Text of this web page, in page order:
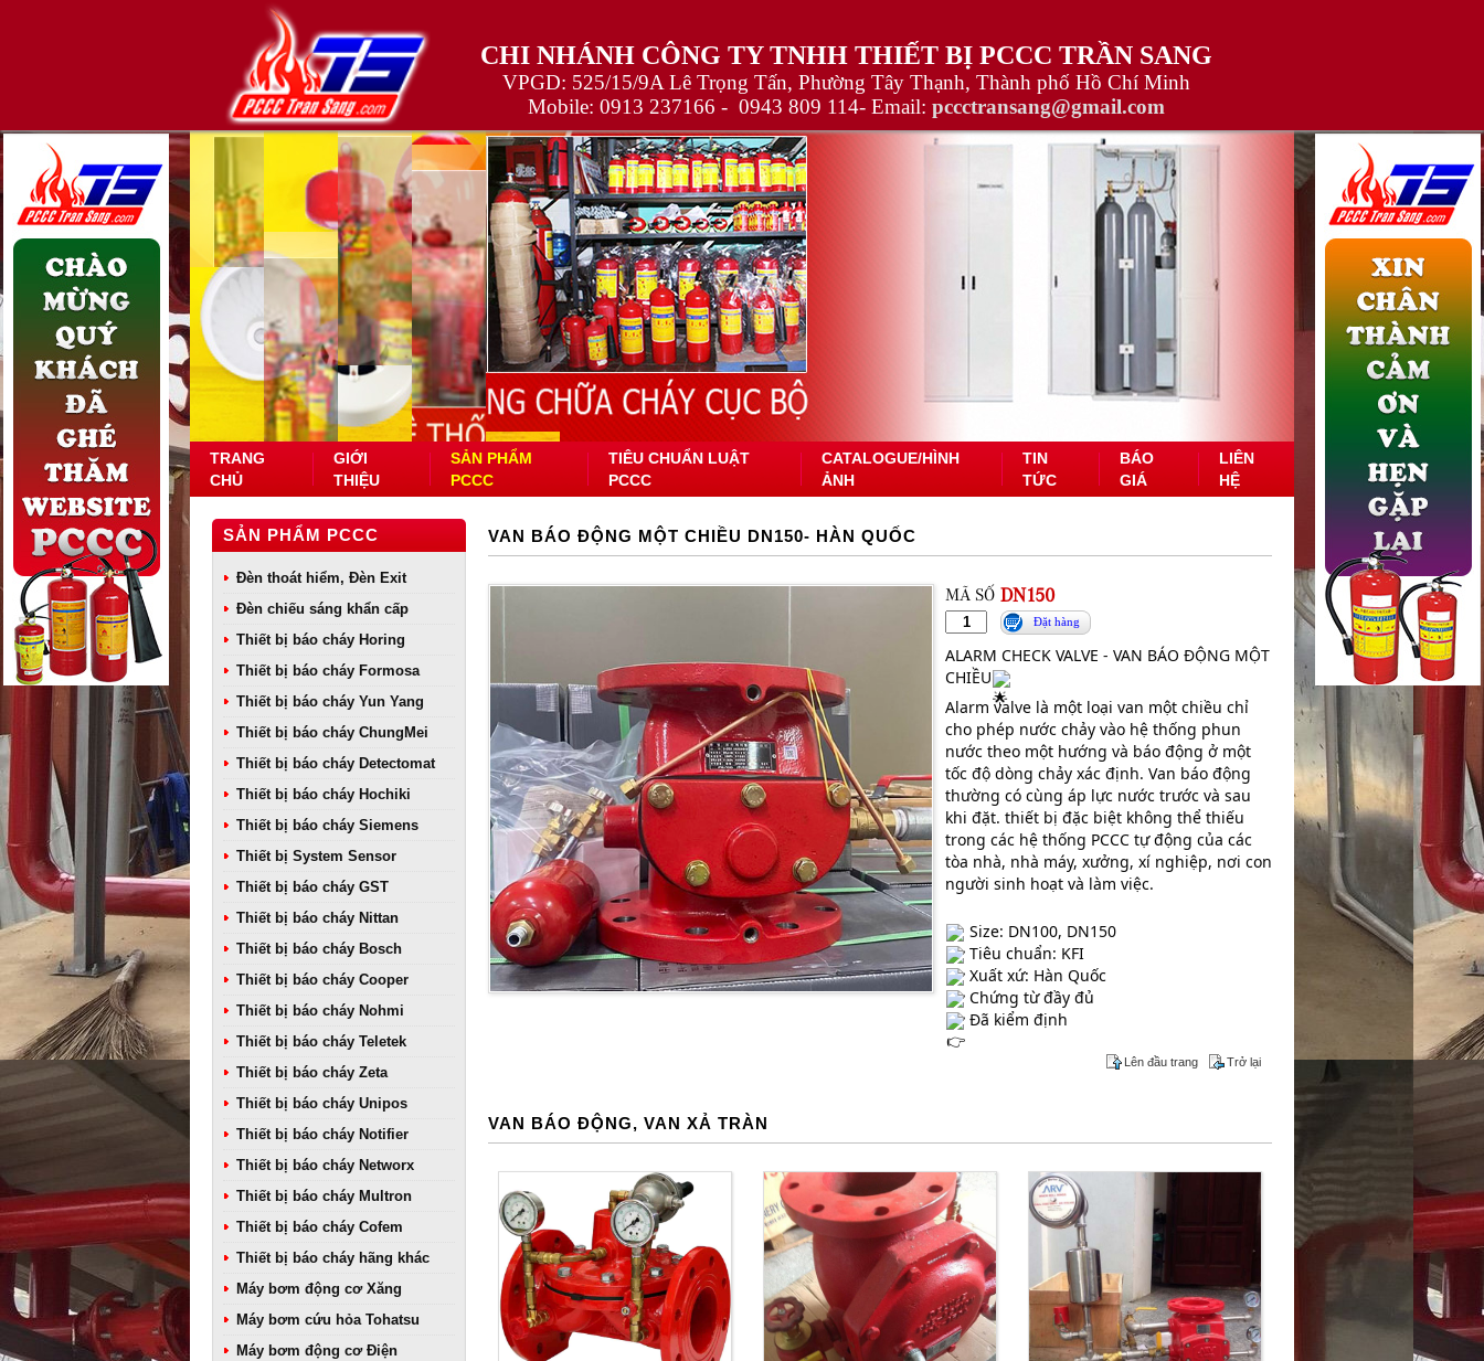
CHI NHÁNH CÔNG TY TNHH THIẾT BỊ PCCC TRẦN SANG
VPGD: 525/15/9A Lê Trọng Tấn, Phường Tây Thạnh, Thành phố Hồ Chí Minh
Mobile: 0913 237166 - 0943 809 114- Email: pccctransang@gmail.com
TRANG
CHỦ
GIỚI
THIỆU
SẢN PHẨM
PCCC
TIÊU CHUẨN LUẬT
PCCC
CATALOGUE/HÌNH
ẢNH
TIN
TỨC
BÁO
GIÁ
LIÊN
HỆ
SẢN PHẨM PCCC
Đèn thoát hiểm, Đèn Exit
Đèn chiếu sáng khẩn cấp
Thiết bị báo cháy Horing
Thiết bị báo cháy Formosa
Thiết bị báo cháy Yun Yang
Thiết bị báo cháy ChungMei
Thiết bị báo cháy Detectomat
Thiết bị báo cháy Hochiki
Thiết bị báo cháy Siemens
Thiết bị System Sensor
Thiết bị báo cháy GST
Thiết bị báo cháy Nittan
Thiết bị báo cháy Bosch
Thiết bị báo cháy Cooper
Thiết bị báo cháy Nohmi
Thiết bị báo cháy Teletek
Thiết bị báo cháy Zeta
Thiết bị báo cháy Unipos
Thiết bị báo cháy Notifier
Thiết bị báo cháy Networx
Thiết bị báo cháy Multron
Thiết bị báo cháy Cofem
Thiết bị báo cháy hãng khác
Máy bơm động cơ Xăng
Máy bơm cứu hỏa Tohatsu
Máy bơm động cơ Điện
VAN BÁO ĐỘNG MỘT CHIỀU DN150- HÀN QUỐC
MÃ SỐ DN150
Đặt hàng
ALARM CHECK VALVE - VAN BÁO ĐỘNG MỘT
CHIỀU
Alarm valve là một loại van một chiều chỉ
cho phép nước chảy vào hệ thống phun
nước theo một hướng và báo động ở một
tốc độ dòng chảy xác định. Van báo động
thường có cùng áp lực nước trước và sau
khi đặt. thiết bị đặc biệt không thể thiếu
trong các hệ thống PCCC tự động của các
tòa nhà, nhà máy, xưởng, xí nghiệp, nơi con
người sinh hoạt và làm việc.
Size: DN100, DN150
Tiêu chuẩn: KFI
Xuất xứ: Hàn Quốc
Chứng từ đầy đủ
Đã kiểm định
Lên đầu trang Trở lại
VAN BÁO ĐỘNG, VAN XẢ TRÀN